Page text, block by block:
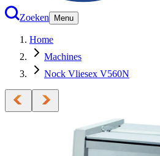
Zoeken
Menu
Home
Machines
Nock Vliesex V560N